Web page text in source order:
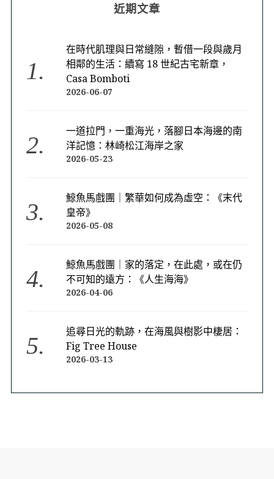
近期文章
在時代肌理與日常縫隙，暫借一段與歲月
相鄰的生活：續寫 18 世紀古宅新章，
Casa Bomboti
2026-06-07
一道拉門，一重海光，落腳日本海邊的南
洋記憶：林崎松江海岸之家
2026-05-23
鯨魚馬戲團｜繁華如何成為虛空：《末代
皇帝》
2026-05-08
鯨魚馬戲團｜家的落定，在此處，或在仍
不可知的遠方：《人生海海》
2026-04-06
追尋日光的軌跡，在海風與樹影中棲居：
Fig Tree House
2026-03-13